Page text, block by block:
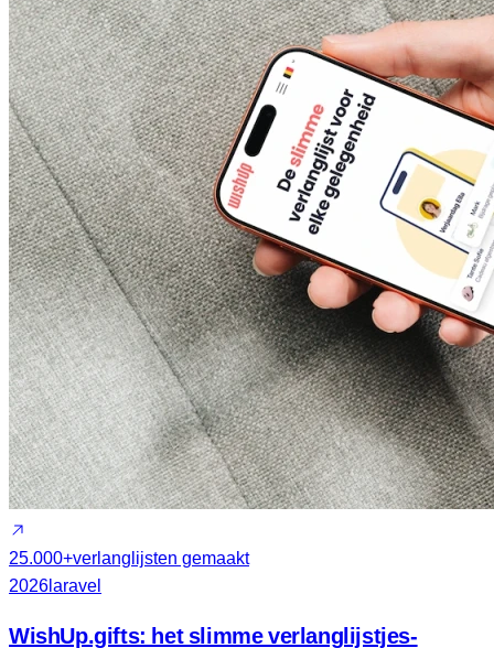
25.000+verlanglijsten gemaakt
2026laravel
WishUp.gifts: het slimme verlanglijstjes-